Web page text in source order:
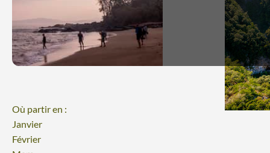
Où partir en :
Janvier
Février